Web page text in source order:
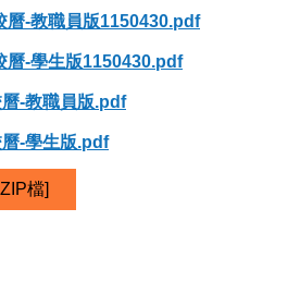
曆-教職員版1150430.pdf
曆-學生版1150430.pdf
-教職員版.pdf
-學生版.pdf
檔]